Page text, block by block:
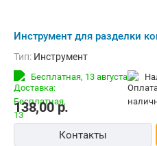
Инструмент для разделки
Тип: Инструмент
Бесплатная, 13 августа
138,00р.
Контакты